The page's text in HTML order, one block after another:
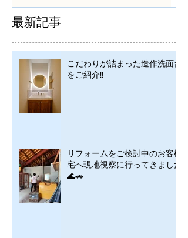
最新記事
こだわりが詰まった造作洗面台
をご紹介!!
リフォームをご検討中のお客様
宅へ現地視察に行ってきました
🌊🚗